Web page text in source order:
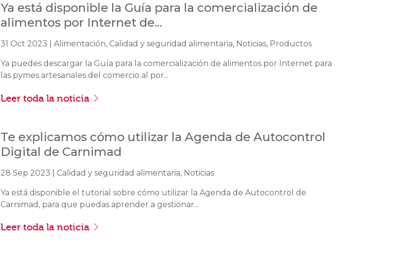
Ya está disponible la Guía para la comercialización de
alimentos por Internet de...
31 Oct 2023 | Alimentación, Calidad y seguridad alimentaria, Noticias, Productos
Ya puedes descargar la Guía para la comercialización de alimentos por Internet para
las pymes artesanales del comercio al por...
Leer toda la noticia
Te explicamos cómo utilizar la Agenda de Autocontrol
Digital de Carnimad
28 Sep 2023 | Calidad y seguridad alimentaria, Noticias
Ya está disponible el tutorial sobre cómo utilizar la Agenda de Autocontrol de
Carnimad, para que puedas aprender a gestionar...
Leer toda la noticia